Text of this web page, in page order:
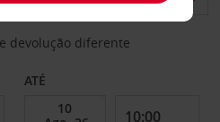
devolução diferente
ATÉ